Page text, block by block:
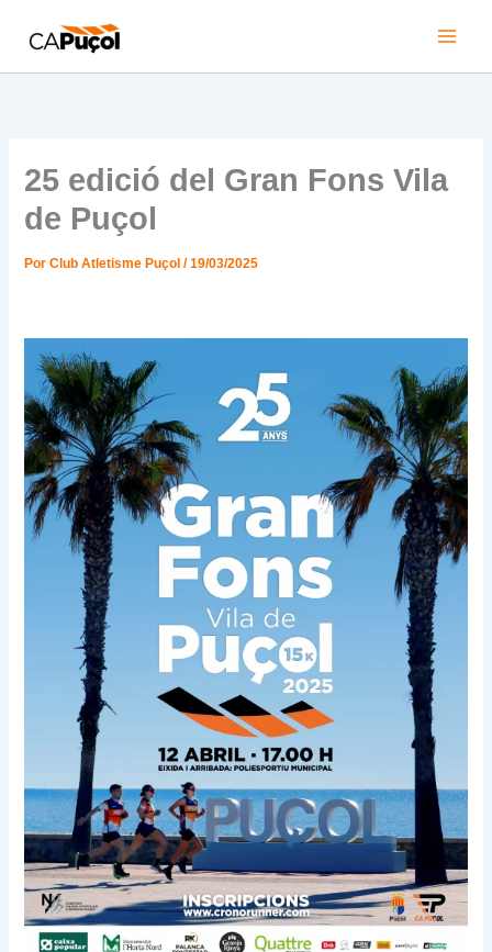
25 edició del Gran Fons Vila
de Puçol
PorClub Atletisme Puçol/19/03/2025